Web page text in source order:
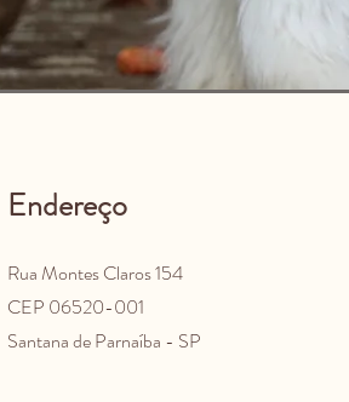
Endereço
Rua Montes Claros 154
CEP 06520-001
Santana de Parnaíba - SP